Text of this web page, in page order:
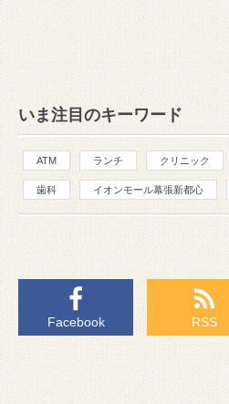
いま注目のキーワード
ATM ランチ クリニック
歯科 イオンモール幕張新都心
Facebook RSS